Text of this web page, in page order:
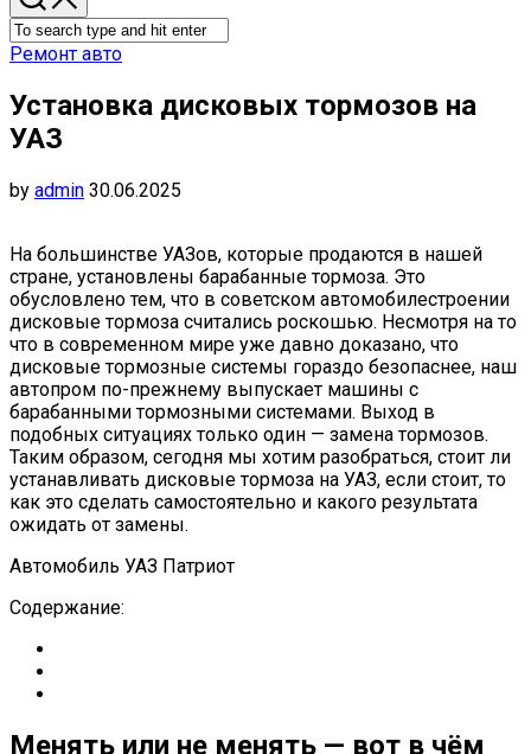
Ремонт авто
Установка дисковых тормозов на
УАЗ
by admin 30.06.2025
На большинстве УАЗов, которые продаются в нашей
стране, установлены барабанные тормоза. Это
обусловлено тем, что в советском автомобилестроении
дисковые тормоза считались роскошью. Несмотря на то
что в современном мире уже давно доказано, что
дисковые тормозные системы гораздо безопаснее, наш
автопром по-прежнему выпускает машины с
барабанными тормозными системами. Выход в
подобных ситуациях только один — замена тормозов.
Таким образом, сегодня мы хотим разобраться, стоит ли
устанавливать дисковые тормоза на УАЗ, если стоит, то
как это сделать самостоятельно и какого результата
ожидать от замены.
Автомобиль УАЗ Патриот
Содержание:
Менять или не менять — вот в чём